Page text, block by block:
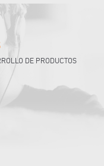
DE PRODUCTOS